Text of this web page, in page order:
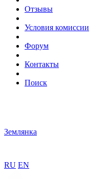
Отзывы
Условия комиссии
Форум
Контакты
Поиск
Землянка
RU EN